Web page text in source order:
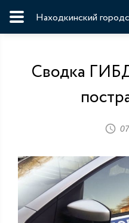
Находкинский
Сводка